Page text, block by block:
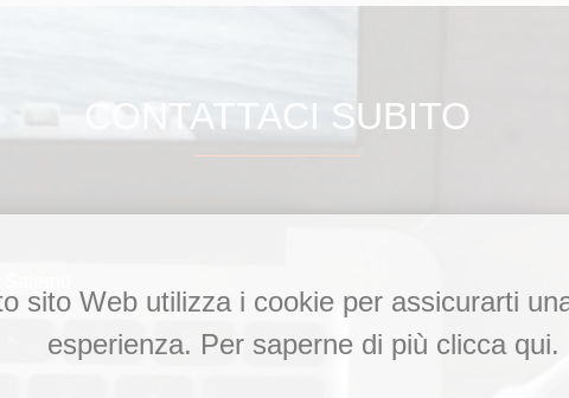
CONTATTACI SUBITO
sito Web utilizza i cookie per assicurarti
esperienza. Per saperne di più clicca qui.